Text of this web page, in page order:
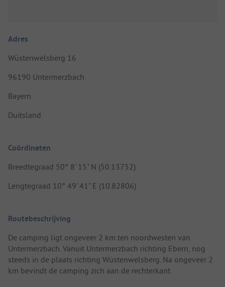
Adres
Wüstenwelsberg 16
96190 Untermerzbach
Bayern
Duitsland
Coördinaten
Breedtegraad 50° 8' 15" N (50.13752)
Lengtegraad 10° 49' 41" E (10.82806)
Routebeschrijving
De camping ligt ongeveer 2 km ten noordwesten van
Untermerzbach. Vanuit Untermerzbach richting Ebern, nog
steeds in de plaats richting Wüstenwelsberg. Na ongeveer 2
km bevindt de camping zich aan de rechterkant.